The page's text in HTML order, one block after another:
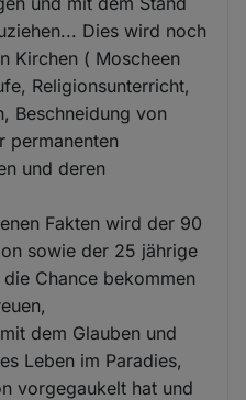
Dies wird noch
Kirchen ( Moscheen
Religionsunterricht,
Beschneidung von
permanenten
und deren
Fakten wird der 90
sowie der 25 jährige
Chance bekommen
dem Glauben und
Leben im Paradies,
vorgegaukelt hat und